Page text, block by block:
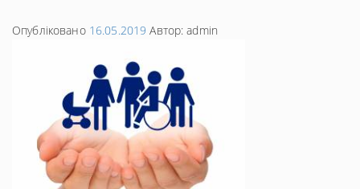
Опубліковано 16.05.2019 Автор:admin